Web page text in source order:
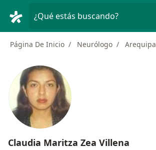
¿Qué estás buscando?
Página De Inicio Neurólogo Arequipa
Claudia Maritza Zea Villena